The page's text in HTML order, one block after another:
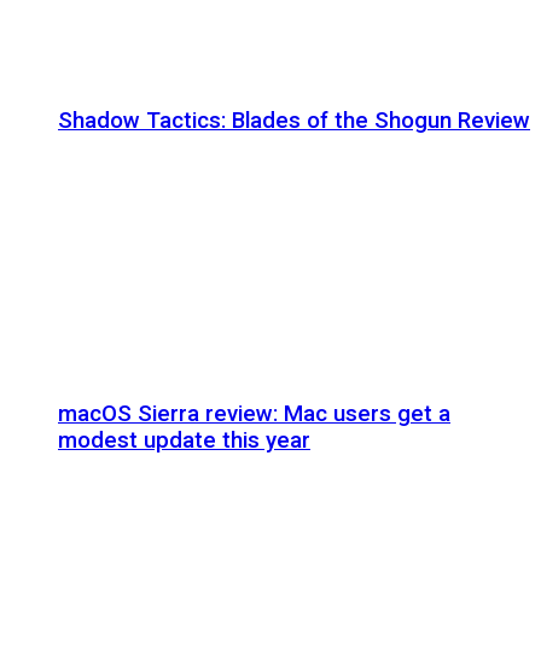
Shadow Tactics: Blades of the Shogun Review
macOS Sierra review: Mac users get a
modest update this year